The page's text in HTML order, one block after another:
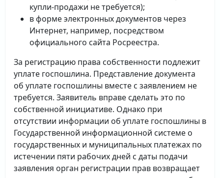
купли-продажи не требуется);
в форме электронных документов через
Интернет, например, посредством
официального сайта Росреестра.
За регистрацию права собственности подлежит
уплате госпошлина. Представление документа
об уплате госпошлины вместе с заявлением не
требуется. Заявитель вправе сделать это по
собственной инициативе. Однако при
отсутствии информации об уплате госпошлины в
Государственной информационной системе о
государственных и муниципальных платежах по
истечении пяти рабочих дней с даты подачи
заявления орган регистрации прав возвращает